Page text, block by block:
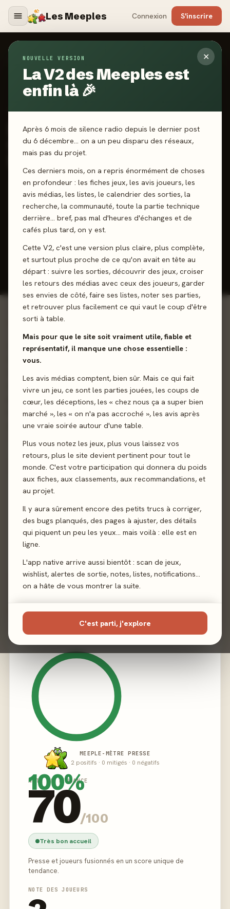
Les Meeples Connexion S'inscrire
✕
NOUVELLE VERSION
La V2 des Meeples est
enfin là 🎉
Après 6 mois de silence radio depuis le dernier post
du 6 décembre… on a un peu disparu des réseaux,
mais pas du projet.
Ces derniers mois, on a repris énormément de choses
en profondeur : les fiches jeux, les avis joueurs, les
avis médias, les listes, le calendrier des sorties, la
recherche, la communauté, toute la partie technique
derrière… bref, pas mal d'heures d'échanges et de
cafés plus tard, on y est.
Cette V2, c'est une version plus claire, plus complète,
et surtout plus proche de ce qu'on avait en tête au
départ : suivre les sorties, découvrir des jeux, croiser
les retours des médias avec ceux des joueurs, garder
ses envies de côté, faire ses listes, noter ses parties,
et retrouver plus facilement ce qui vaut le coup d'être
sorti à table.
Mais pour que le site soit vraiment utile, fiable et
représentatif, il manque une chose essentielle :
vous.
Les avis médias comptent, bien sûr. Mais ce qui fait
vivre un jeu, ce sont les parties jouées, les coups de
cœur, les déceptions, les « chez nous ça a super bien
marché », les « on n'a pas accroché », les avis après
une vraie soirée autour d'une table.
Plus vous notez les jeux, plus vous laissez vos
retours, plus le site devient pertinent pour tout le
monde. C'est votre participation qui donnera du poids
aux fiches, aux classements, aux recommandations, et
au projet.
Il y aura sûrement encore des petits trucs à corriger,
des bugs planqués, des pages à ajuster, des détails
qui piquent un peu les yeux… mais voilà : elle est en
ligne.
L'app native arrive aussi bientôt : scan de jeux,
wishlist, alertes de sortie, notes, listes, notifications…
on a hâte de vous montrer la suite.
C'est parti, j'explore
Jeux/Lanfeust De Troy - Chapitre Premier : Evilhëne
2023·OKA LUDA
Lanfeust De Troy -
Chapitre Premier :
Evilhëne
2-4 joueurs 30 min
Truc & Write
Semi-Coopératif
Donner mon avis
01 - LE JEU
Lanfeust de Troy - Chapitre premier : Evilhëne est un jeu
d’exploration où vous incarnerez l’un des héros de la
explorez de sombres cavernes, pillez des trésors pour
gagner des points d'expérience et faire évoluer votre
héros. Celui qui aura accumulé le plus de points
d'expérience l'emportera !
Semi-Coopératif
Auteur Nathalie Saunier· Rémi Saunier
Illustration Didier Tarquin
Éditeur Oka Luda
02 - LE VERDICT
100%
MEEPLE-MÈTRE PRESSE
2 positifs · 0 mitigés · 0 négatifs
NOTE DE TENDANCE
70/100
Très bon accueil
Presse et joueurs fusionnés en un score unique de
tendance.
NOTE DES JOUEURS